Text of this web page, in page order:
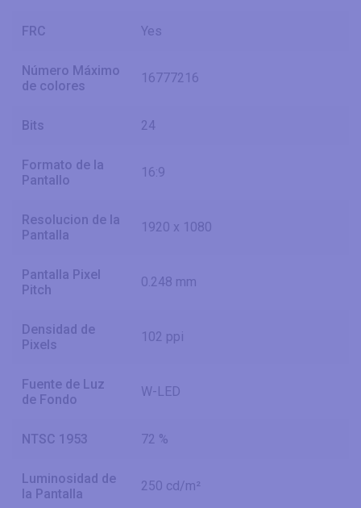
FRC Yes
Número Máximo
de colores
16777216
Bits 24
Formato de la
Pantallo
16:9
Resolucion de la
Pantalla
1920 x 1080
Pantalla Pixel
Pitch
0.248 mm
Densidad de
Pixels
102 ppi
Fuente de Luz
de Fondo
W-LED
NTSC 1953 72 %
Luminosidad de
la Pantalla
250 cd/m²